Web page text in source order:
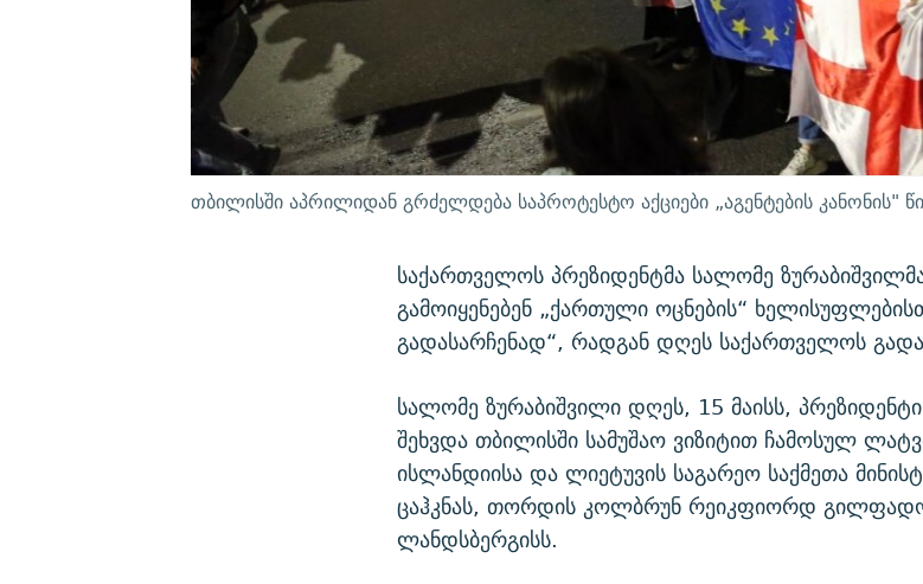
თბილისში აპრილიდან გრძელდება საპროტესტო აქციები „აგენტების კანონის"
საქართველოს პრეზიდენტმა სალომე
გამოიყენებენ „ქართული ოცნების“
გადასარჩენად“, რადგან დღეს საქართველოს
სალომე ზურაბიშვილი დღეს, 15 მაისს,
შეხვდა თბილისში სამუშაო ვიზიტით ჩამოსულ
ისლანდიისა და ლიეტუვის საგარეო საქმეთა
ცაჰკნას, თორდის კოლბრუნ რეიკფიორდ
ლანდსბერგისს.